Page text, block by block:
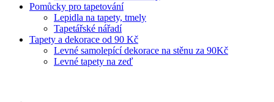
Pomůcky pro tapetování
Lepidla na tapety, tmely
Tapetářské nářadí
Tapety a dekorace od 90 Kč
Levné samolepící dekorace na stěnu za 90Kč
Levné tapety na zeď